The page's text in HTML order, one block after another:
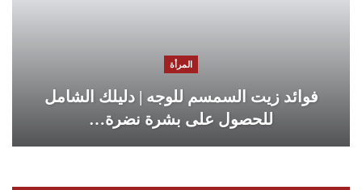
المرأة
فوائد زيت السمسم للوجه | دليلك الشامل
للحصول على بشرة نضرة…